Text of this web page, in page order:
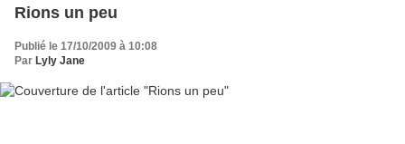
Rions un peu
Publié le 17/10/2009 à 10:08
Par Lyly Jane